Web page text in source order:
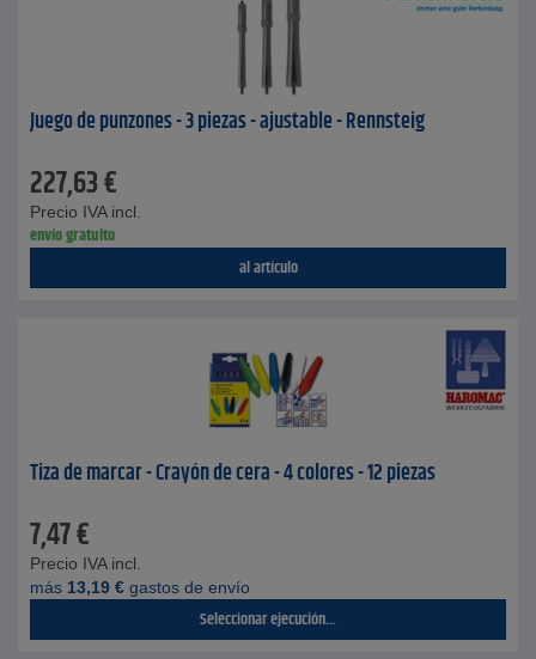
Juego de punzones - 3 piezas - ajustable - Rennsteig
227,63€
Precio IVA incl.
envío gratuito
al artículo
Tiza de marcar - Crayón de cera - 4 colores - 12 piezas
7,47€
Precio IVA incl.
más 13,19 € gastos de envío
Seleccionar ejecución...